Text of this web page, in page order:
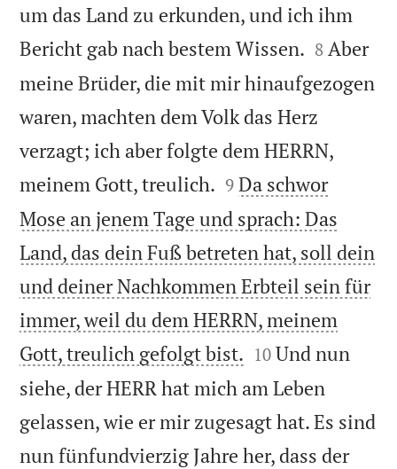
um das Land zu erkunden, und ich ihm
Bericht gab nach bestem Wissen. 

8 Aber
meine Brüder, die mit mir hinaufgezogen
waren, machten dem Volk das Herz
verzagt; ich aber folgte dem HERRN,
meinem Gott, treulich. 

9 Da schwor
Mose an jenem Tage und sprach: Das
Land, das dein Fuß betreten hat, soll dein
und deiner Nachkommen Erbteil sein für
immer, weil du dem HERRN, meinem
Gott, treulich gefolgt bist. 

10 Und nun
siehe, der HERR hat mich am Leben
gelassen, wie er mir zugesagt hat. Es sind
nun fünfundvierzig Jahre her, dass der